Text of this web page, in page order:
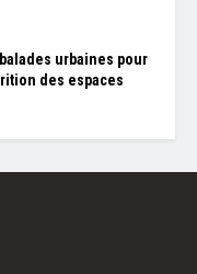
urbaines pour
des espaces